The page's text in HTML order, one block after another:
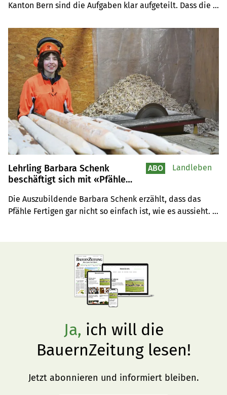
Kanton Bern sind die Aufgaben klar aufgeteilt. Dass die
sie immer am meisten.
Lehrling Barbara Schenk
beschäftigt sich mit «Pfähle
Die Auszubildende Barbara Schenk erzählt, dass das
Pfähle Fertigen gar nicht so einfach ist, wie es aussieht.
ABO Landleben
Ja, ich will die
BauernZeitung lesen!
Jetzt abonnieren und informiert bleiben.